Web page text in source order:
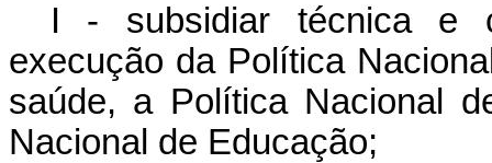
I - subsidiar técnica e
execução da Política
saúde, a Política Nacional
Nacional de Educação;